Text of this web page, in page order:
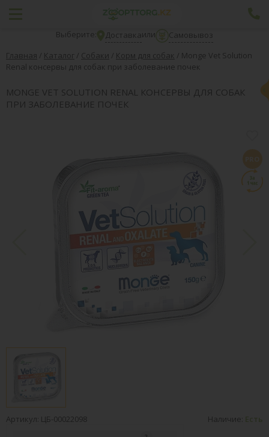
Выберите: Доставкаили
Самовывоз
Главная / Каталог / Собаки / Корм для собак / Monge Vet Solution
Renal консервы для собак при заболевание почек
MONGE VET SOLUTION RENAL КОНСЕРВЫ ДЛЯ СОБАК
ПРИ ЗАБОЛЕВАНИЕ ПОЧЕК
Артикул: ЦБ-00022098 Наличие: Есть